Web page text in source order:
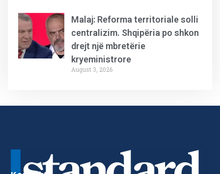
Malaj: Reforma territoriale solli
centralizim. Shqipëria po shkon
drejt një mbretërie
kryeministrore
August 3, 2026